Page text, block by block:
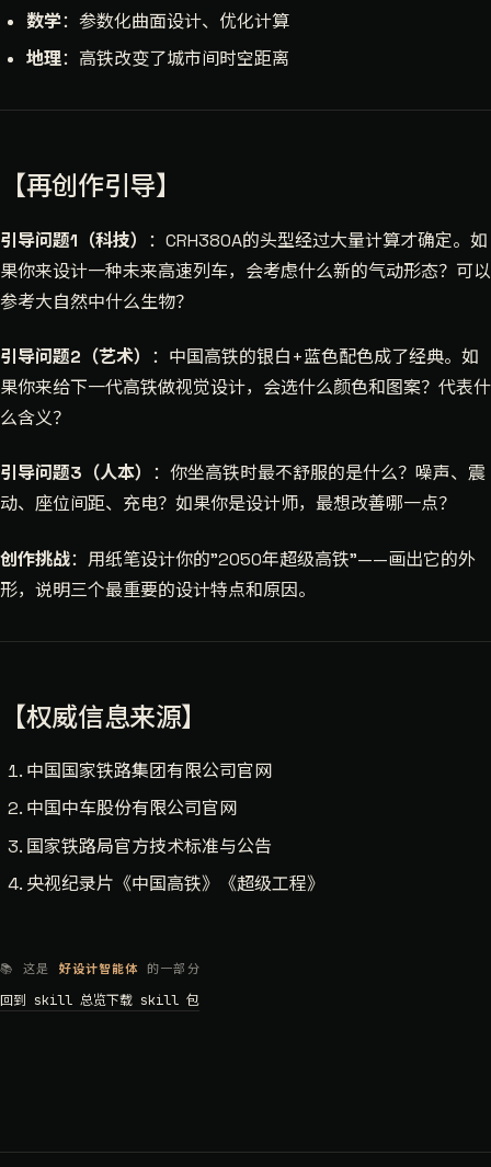
数学：参数化曲面设计、优化计算
地理：高铁改变了城市间时空距离
【再创作引导】
引导问题1（科技） ：CRH380A的头型经过大量计算才确定。如
果你来设计一种未来高速列车，会考虑什么新的气动形态？可以
参考大自然中什么生物？
引导问题2（艺术） ：中国高铁的银白+蓝色配色成了经典。如
果你来给下一代高铁做视觉设计，会选什么颜色和图案？代表什
么含义？
引导问题3（人本） ：你坐高铁时最不舒服的是什么？噪声、震
动、座位间距、充电？如果你是设计师，最想改善哪一点？
创作挑战：用纸笔设计你的"2050年超级高铁"——画出它的外
形，说明三个最重要的设计特点和原因。
【权威信息来源】
中国国家铁路集团有限公司官网
中国中车股份有限公司官网
国家铁路局官方技术标准与公告
央视纪录片《中国高铁》《超级工程》
📚 这是 好设计智能体 的一部分
回到 skill 总览下载 skill 包